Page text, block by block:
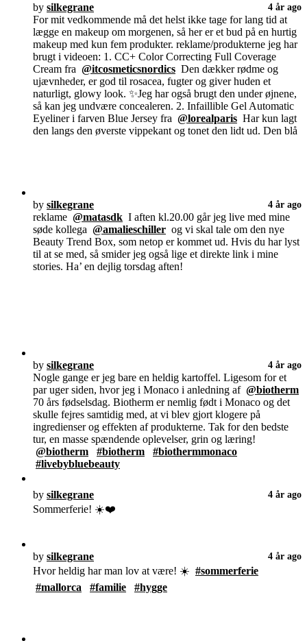
by silkegrane 4 år ago
For mit vedkommende må det helst ikke tage for lang tid at
lægge en makeup om morgenen, så her er et bud på en hurtig
makeup med kun fem produkter. reklame/produkterne jeg har
brugt i videoen: 1. CC+ Color Correcting Full Coverage
Cream fra @itcosmeticsnordics Den dækker rødme og
ujævnheder, er god til rosacea, fugter og giver huden et
naturligt, glowy look. ✨Jeg har også brugt den under øjnene,
så kan jeg undvære concealeren. 2. Infaillible Gel Automatic
Eyeliner i farven Blue Jersey fra @lorealparis Har kun lagt
den langs den øverste vippekant og tonet den lidt ud. Den blå
by silkegrane 4 år ago
reklame @matasdk I aften kl.20.00 går jeg live med mine
søde kollega @amalieschiller og vi skal tale om den nye
Beauty Trend Box, som netop er kommet ud. Hvis du har lyst
til at se med, så smider jeg også lige et direkte link i mine
stories. Ha’ en dejlig torsdag aften!
by silkegrane 4 år ago
Nogle gange er jeg bare en heldig kartoffel. Ligesom for et
par uger siden, hvor jeg i Monaco i anledning af @biotherm
70 års fødselsdag. Biotherm er nemlig født i Monaco og det
skulle fejres samtidig med, at vi blev gjort klogere på
ingredienser og effekten af produkterne. Tak for den bedste
tur, en masse spændende oplevelser, grin og læring!
@biotherm
#biotherm
#biothermmonaco
#livebybluebeauty
by silkegrane 4 år ago
Sommerferie! ☀️❤️
by silkegrane 4 år ago
Hvor heldig har man lov at være! ☀️ #sommerferie
#mallorca
#familie #hygge